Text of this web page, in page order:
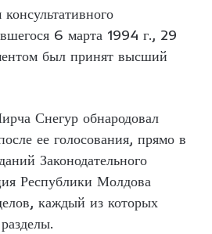
6 марта 1994 г., 29
был принят высший
Снегур обнародовал
ее голосования, прямо в
Законодательного
Республики Молдова
каждый из которых